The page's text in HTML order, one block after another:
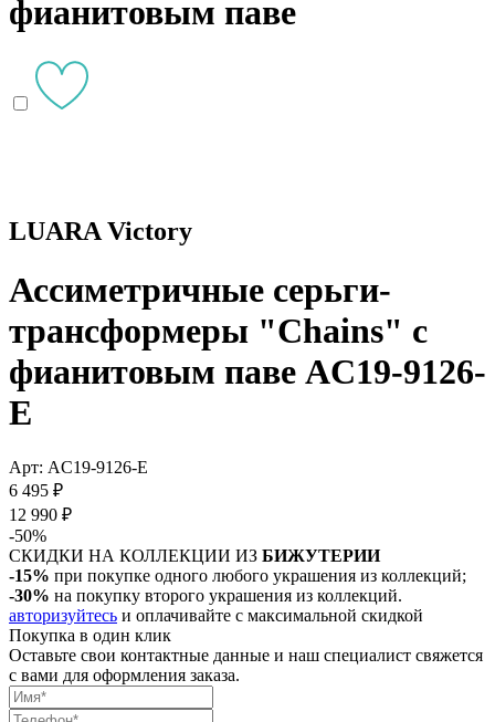
фианитовым паве
LUARA Victory
Ассиметричные серьги-
трансформеры "Chains" с
фианитовым паве AC19-9126-
E
Арт: AC19-9126-E
6 495 ₽
12 990 ₽
-50%
СКИДКИ НА КОЛЛЕКЦИИ ИЗ БИЖУТЕРИИ
-15% при покупке одного любого украшения из коллекций;
-30% на покупку второго украшения из коллекций.
авторизуйтесь и оплачивайте с максимальной скидкой
Покупка в один клик
Оставьте свои контактные данные и наш специалист свяжется
с вами для оформления заказа.